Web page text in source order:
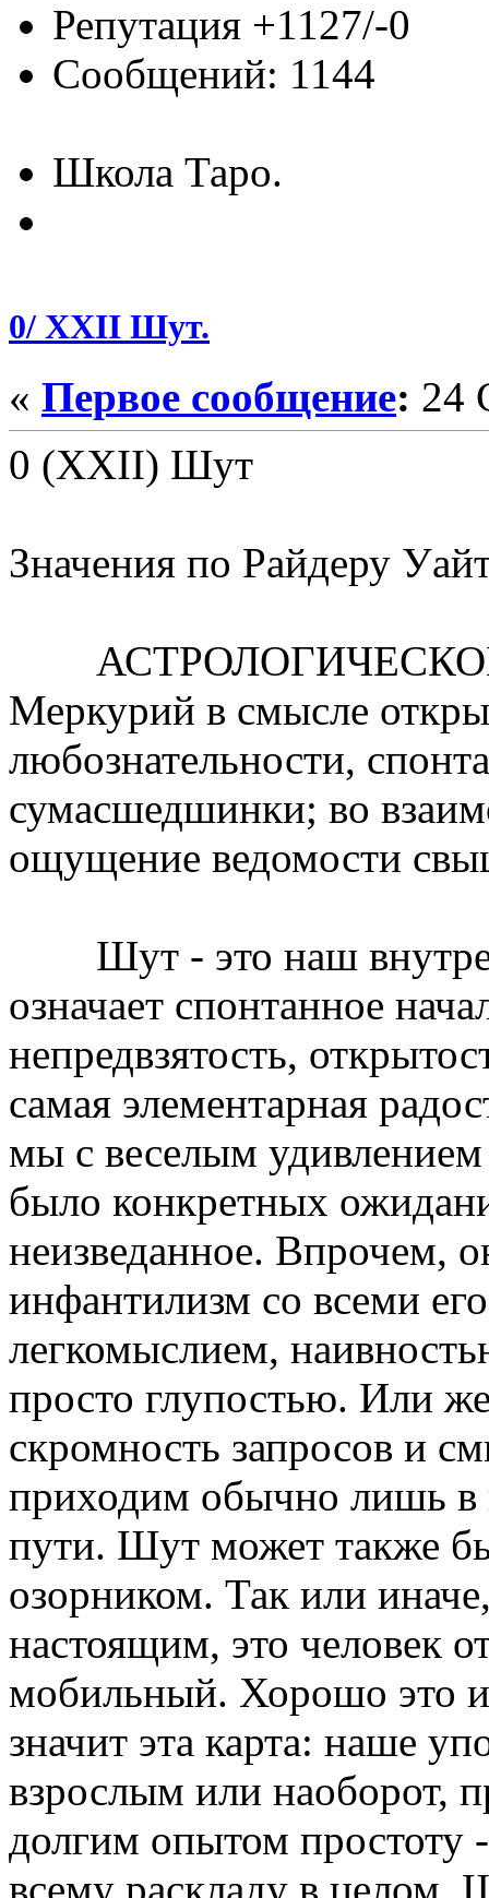
Репутация +1127/-0
Сообщений: 1144
Школа Таро.
0/ XXII Шут.
« Первое сообщение: 24
0 (XXII) Шут
Значения по Райдеру
АСТРОЛОГИЧЕСКОЕ
Меркурий в смысле
любознательности,
сумасшедшинки; во
ощущение ведомости
Шут - это наш
означает спонтанное
непредвзятость,
самая элементарная
мы с веселым
было конкретных
неизведанное. Впрочем,
инфантилизм со всеми
легкомыслием,
просто глупостью. Или
скромность запросов и
приходим обычно лишь в
пути. Шут может также
озорником. Так или
настоящим, это человек
мобильный. Хорошо это
значит эта карта: наше
взрослым или наоборот,
долгим опытом простоту
всему раскладу в целом.